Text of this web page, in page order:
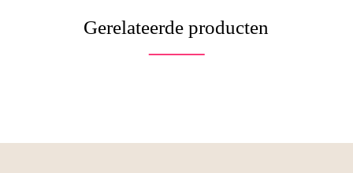
Gerelateerde producten